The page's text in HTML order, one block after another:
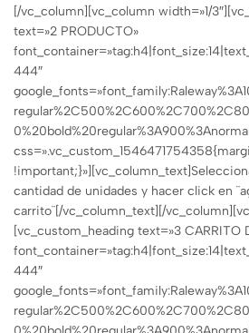
[/vc_column][vc_column width=»1/
text=»2 PRODUCTO»
444″
cantidad de unidades y hacer click en
carrito¨[/vc_column_text][/
[vc_custom_heading text=»3 CARRITO
444″